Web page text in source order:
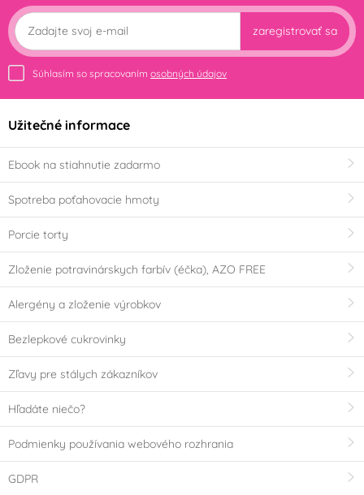
zaregistrovať sa
Súhlasím so spracovaním osobných údajov
Užitečné informace
Ebook na stiahnutie zadarmo
Spotreba poťahovacie hmoty
Porcie torty
Zloženie potravinárskych farbív (éčka), AZO FREE
Alergény a zloženie výrobkov
Bezlepkové cukrovinky
Zľavy pre stálych zákazníkov
Hľadáte niečo?
Podmienky používania webového rozhrania
GDPR